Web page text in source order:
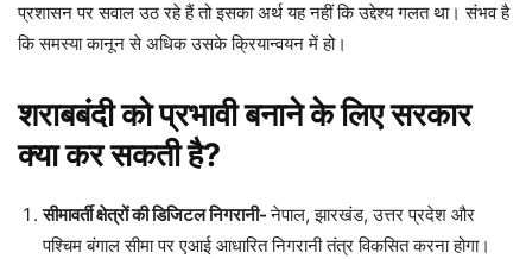
प्रशासन पर सवाल उठ रहे हैं तो इसका अर्थ यह नहीं कि उद्देश्य गलत था। संभव है
कि समस्या कानून से अधिक उसके क्रियान्वयन में हो।
शराबबंदी को प्रभावी बनाने के लिए सरकार
क्या कर सकती है?
सीमावर्ती क्षेत्रों की डिजिटल निगरानी-नेपाल, झारखंड, उत्तर प्रदेश और
पश्चिम बंगाल सीमा पर एआई आधारित निगरानी तंत्र विकसित करना होगा।